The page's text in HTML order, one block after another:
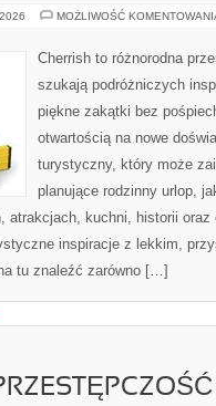
MOŻLIWOŚĆ
Cherrish to różnorodna
szukają podróżniczych
piękne zakątki bez
otwartością na nowe
turystyczny, który może
planujące rodzinny urlop,
atrakcjach, kuchni, historii
inspiracje z lekkim,
tu znaleźć zarówno […]